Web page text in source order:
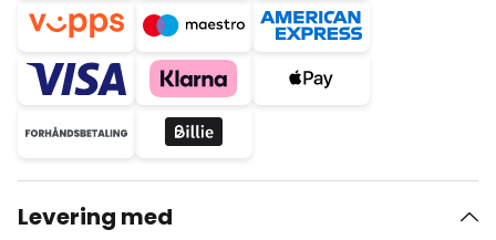
Levering med